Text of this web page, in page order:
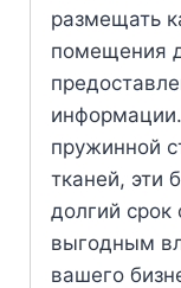
размещать
помещения
пружинной
тканей, эти
долгий срок
выгодным
вашего